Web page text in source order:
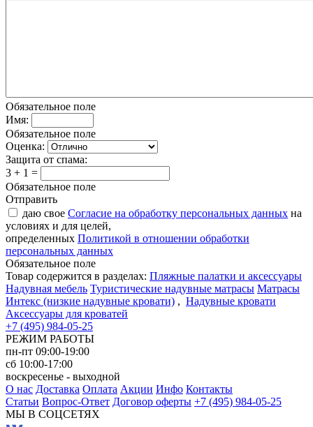
Обязательное поле
Имя:
Обязательное поле
Оценка:
Защита от спама:
3 + 1 =
Обязательное поле
Отправить
даю свое Согласие на обработку персональных данных на
условиях и для целей,
определенных Политикой в отношении обработки
персональных данных
Обязательное поле
Товар содержится в разделах: Пляжные палатки и аксессуары
Надувная мебель Туристические надувные матрасы Матрасы
Интекс (низкие надувные кровати) , Надувные кровати
Аксессуары для кроватей
+7 (495) 984-05-25
РЕЖИМ РАБОТЫ
пн-пт 09:00-19:00
сб 10:00-17:00
воскресенье - выходной
О нас Доставка Оплата Акции Инфо Контакты
Статьи Вопрос-Ответ Договор оферты +7 (495) 984-05-25
МЫ В СОЦСЕТЯХ